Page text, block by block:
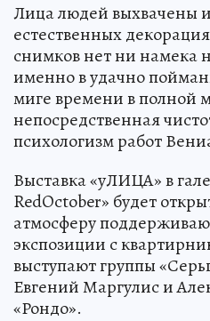
Лица людей выхвачены
естественных
снимков нет ни намека
именно в удачно
миге времени в полной
непосредственная
психологизм работ
Выставка «уЛИЦА» в
RedOctober» будет
атмосферу
экспозиции с
выступают группы
Евгений Маргулис и
«Рондо».